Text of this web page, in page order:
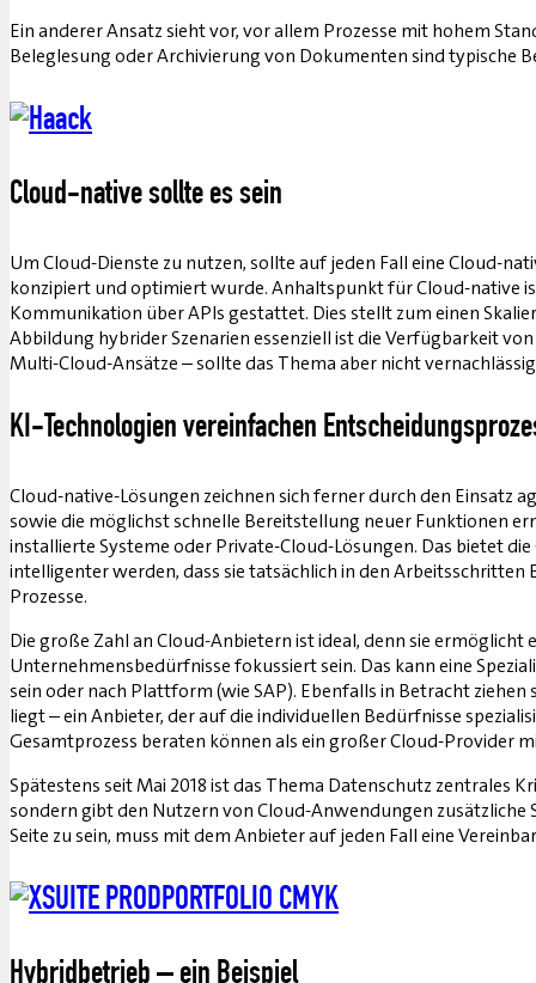
Ein anderer Ansatz sieht vor, vor allem Prozesse mit hohem
Beleglesung oder Archivierung von Dokumenten sind typische
Cloud-native sollte es sein
Um Cloud-Dienste zu nutzen, sollte auf jeden Fall eine Cloud-
konzipiert und optimiert wurde. Anhaltspunkt für Cloud-native
Kommunikation über APIs gestattet. Dies stellt zum einen
Abbildung hybrider Szenarien essenziell ist die Verfügbarkeit
Multi-Cloud-Ansätze – sollte das Thema aber nicht
KI-Technologien vereinfachen
Cloud-native-Lösungen zeichnen sich ferner durch den Einsatz
sowie die möglichst schnelle Bereitstellung neuer Funktionen
installierte Systeme oder Private-Cloud-Lösungen. Das bietet
intelligenter werden, dass sie tatsächlich in den
Prozesse.
Die große Zahl an Cloud-Anbietern ist ideal, denn sie
Unternehmensbedürfnisse fokussiert sein. Das kann eine
sein oder nach Plattform (wie SAP). Ebenfalls in Betracht
liegt – ein Anbieter, der auf die individuellen Bedürfnisse
Gesamtprozess beraten können als ein großer Cloud-Provider
Spätestens seit Mai 2018 ist das Thema Datenschutz zentrales
sondern gibt den Nutzern von Cloud-Anwendungen
Seite zu sein, muss mit dem Anbieter auf jeden Fall eine
Hybridbetrieb – ein Beispiel